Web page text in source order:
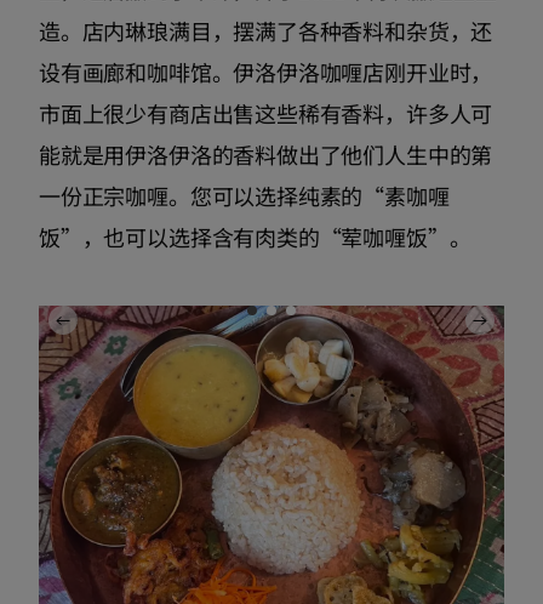
造。店内琳琅满目，摆满了各种香料和杂货，还
设有画廊和咖啡馆。伊洛伊洛咖喱店刚开业时，
市面上很少有商店出售这些稀有香料，许多人可
能就是用伊洛伊洛的香料做出了他们人生中的第
一份正宗咖喱。您可以选择纯素的“素咖喱
饭”，也可以选择含有肉类的“荤咖喱饭”。